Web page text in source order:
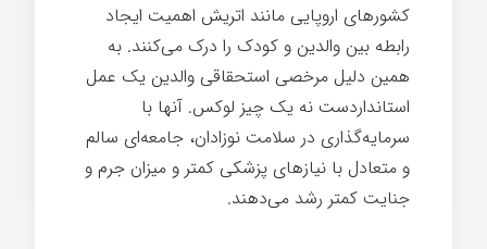
کشورهای اروپایی مانند اتریش اهمیت ایجاد
رابطه بین والدین و کودک را درک می‌کنند. به
همین دلیل مرخصی استحقاقی والدین یک عمل
استانداردست نه یک چیز لوکس. آنها با
سرمایه‌گذاری در سلامت نوزادان، جامعه‌ای سالم
و متعادل با نیازهای پزشکی کمتر و میزان جرم و
جنایت کمتر رشد می‌دهند.